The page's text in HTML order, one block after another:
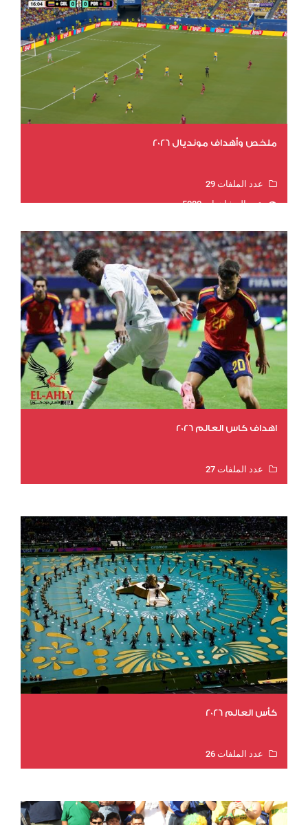
ملخص وأهداف مونديال 2026
عدد الملفات 29
عدد المشاهدات 5080
اهداف كاس العالم 2026
عدد الملفات 27
كأس العالم 2026
عدد الملفات 26